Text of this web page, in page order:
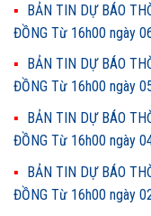
BẢN TIN DỰ BÁO
ĐỒNG Từ 16h00 ngày
BẢN TIN DỰ BÁO
ĐỒNG Từ 16h00 ngày
BẢN TIN DỰ BÁO
ĐỒNG Từ 16h00 ngày
BẢN TIN DỰ BÁO
ĐỒNG Từ 16h00 ngày